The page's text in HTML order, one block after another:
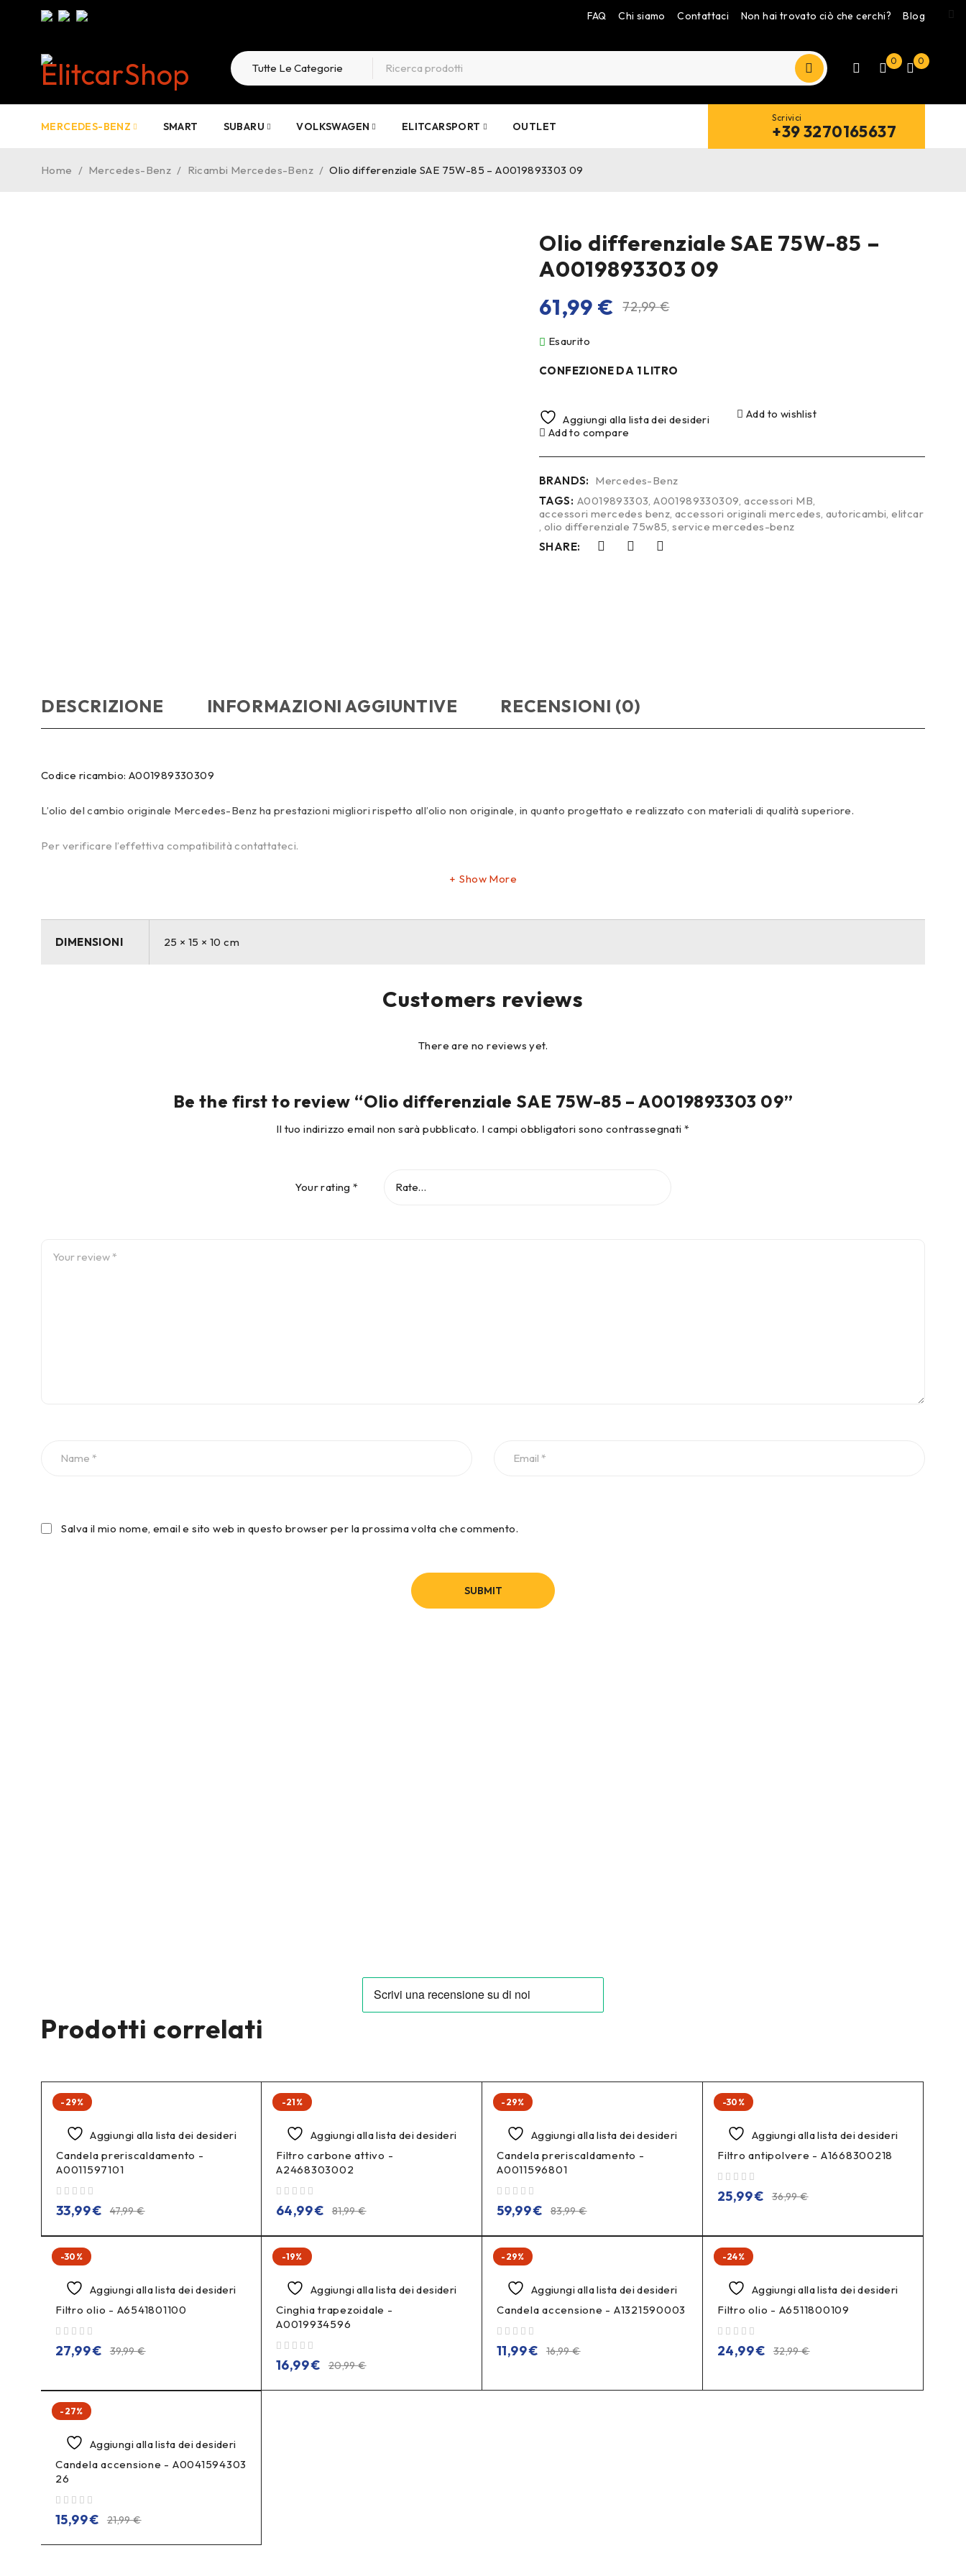
FAQ Chi siamo Contattaci Non hai trovato ciò che cerchi? Blog
0 0
MERCEDES-BENZ SMART SUBARU VOLKSWAGEN ELITCARSPORT OUTLET
Scrivici
+39 3270165637
Home / Mercedes-Benz / Ricambi Mercedes-Benz / Olio differenziale SAE 75W-85 – A0019893303 09
Olio differenziale SAE 75W-85 –
A0019893303 09
72,99€
61,99 €
Esaurito
CONFEZIONE DA 1 LITRO
Aggiungi alla lista dei desideri
Add to wishlist
Add to compare
BRANDS: Mercedes-Benz
TAGS: A0019893303,A001989330309,accessori MB,
accessori mercedes benz,accessori originali mercedes,autoricambi,elitcar
, olio differenziale 75w85,service mercedes-benz
SHARE:
DESCRIZIONE INFORMAZIONI AGGIUNTIVE RECENSIONI (0)
Codice ricambio: A001989330309
L’olio del cambio originale Mercedes-Benz ha prestazioni migliori rispetto all’olio non originale, in quanto progettato e realizzato con materiali di qualità superiore.
Per verificare l’effettiva compatibilità contattateci.
Show More
DIMENSIONI 25 × 15 × 10 cm
Customers reviews
There are no reviews yet.
Be the first to review “Olio differenziale SAE 75W-85 – A0019893303 09”
Il tuo indirizzo email non sarà pubblicato. I campi obbligatori sono contrassegnati*
Your rating*
Salva il mio nome, email e sito web in questo browser per la prossima volta che commento.
Prodotti correlati
-29%
Aggiungi alla lista dei desideri
Candela preriscaldamento -
A0011597101
47,99€
33,99€
-21%
Aggiungi alla lista dei desideri
Filtro carbone attivo -
A2468303002
81,99€
64,99€
-29%
Aggiungi alla lista dei desideri
Candela preriscaldamento -
A0011596801
83,99€
59,99€
-30%
Aggiungi alla lista dei desideri
Filtro antipolvere - A1668300218
36,99€
25,99€
-30%
Aggiungi alla lista dei desideri
Filtro olio - A6541801100
39,99€
27,99€
-19%
Aggiungi alla lista dei desideri
Cinghia trapezoidale -
A0019934596
20,99€
16,99€
-29%
Aggiungi alla lista dei desideri
Candela accensione - A1321590003
16,99€
11,99€
-24%
Aggiungi alla lista dei desideri
Filtro olio - A6511800109
32,99€
24,99€
-27%
Aggiungi alla lista dei desideri
Candela accensione - A0041594303
26
21,99€
15,99€